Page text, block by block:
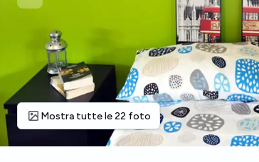
Mostra tutte le 22 foto